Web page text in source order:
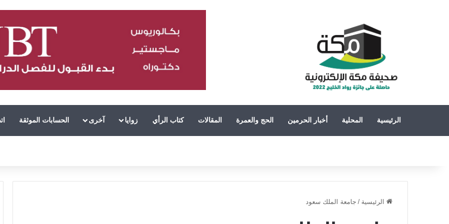
الرئيسية المحلية أخبار الحرمين الحج والعمرة المقالات كتاب الرأي زوايا آخرى الحسابات الموثقة
الرئيسية / جامعة الملك سعود